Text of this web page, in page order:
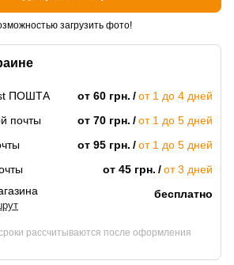
ПОШТА от 60 грн.
от 1 до 4 дней
почты
от 70 грн.
от 1 до 5 дней
от 95 грн.
от 1 до 5 дней
от 45 грн.
от 3 дней
бесплатно
рассчитываются после оформления
загрузить фото!